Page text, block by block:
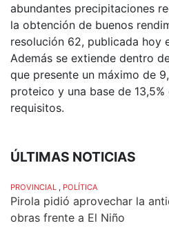
abundantes precipitaciones
la obtención de buenos
resolución 62, publicada hoy
Además se extiende dentro
que presente un máximo de
proteico y una base de
requisitos.
ÚLTIMAS NOTICIAS
PROVINCIAL , POLÍTICA
Pirola pidió aprovechar la
obras frente a El Niño